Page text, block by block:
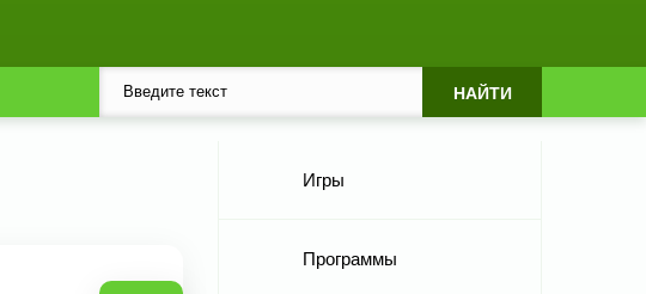
Игры
Программы